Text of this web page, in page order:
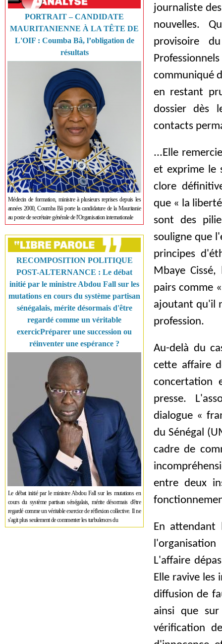
PORTRAIT – CANDIDATE
MAURITANIENNE À LA TÊTE DE
L'OIF : Coumba Bâ, l’obligation de
résultats
Médecin de formation, ministre à plusieurs reprises depuis les
années 2000, Coumba Bâ porte la candidature de la Mauritanie
au poste de secrétaire générale de l'Organisation internationale
RECOMPOSITION POLITIQUE
POST-ALTERNANCE : Le débat
initié par le ministre Abdou Fall sur les
mutations en cours du système partisan
sénégalais, mérite désormais d'être
regardé comme un véritable
exercicPréparer une succession ou
réinventer une espérance ?
Le débat initié par le ministre Abdou Fall sur les mutations en
cours du système partisan sénégalais, mérite désormais d'être
regardé comme un véritable exercice de réflexion collective. Il ne
s'agit plus seulement de commenter les turbulences du
journaliste
nouvelles.
provisoire
communiqué
en restant
dossier dès
contacts
...Elle
et exprime le
clore
que « la
sont des
souligne que
principes
Mbaye
pairs comme
ajoutant qu'il
profession.
Au-delà du
cette affaire
concertation
presse.
dialogue «
du Sénégal
cadre de
entre deux
En attendant
L'affaire
Elle ravive
diffusion de
ainsi que
vérification